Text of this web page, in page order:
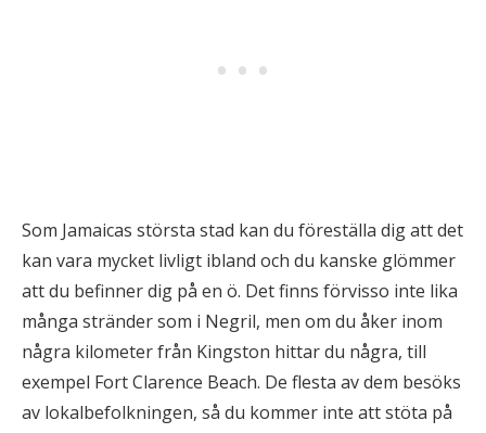
Som Jamaicas största stad kan du föreställa dig att det
kan vara mycket livligt ibland och du kanske glömmer
att du befinner dig på en ö. Det finns förvisso inte lika
många stränder som i Negril, men om du åker inom
några kilometer från Kingston hittar du några, till
exempel Fort Clarence Beach. De flesta av dem besöks
av lokalbefolkningen, så du kommer inte att stöta på